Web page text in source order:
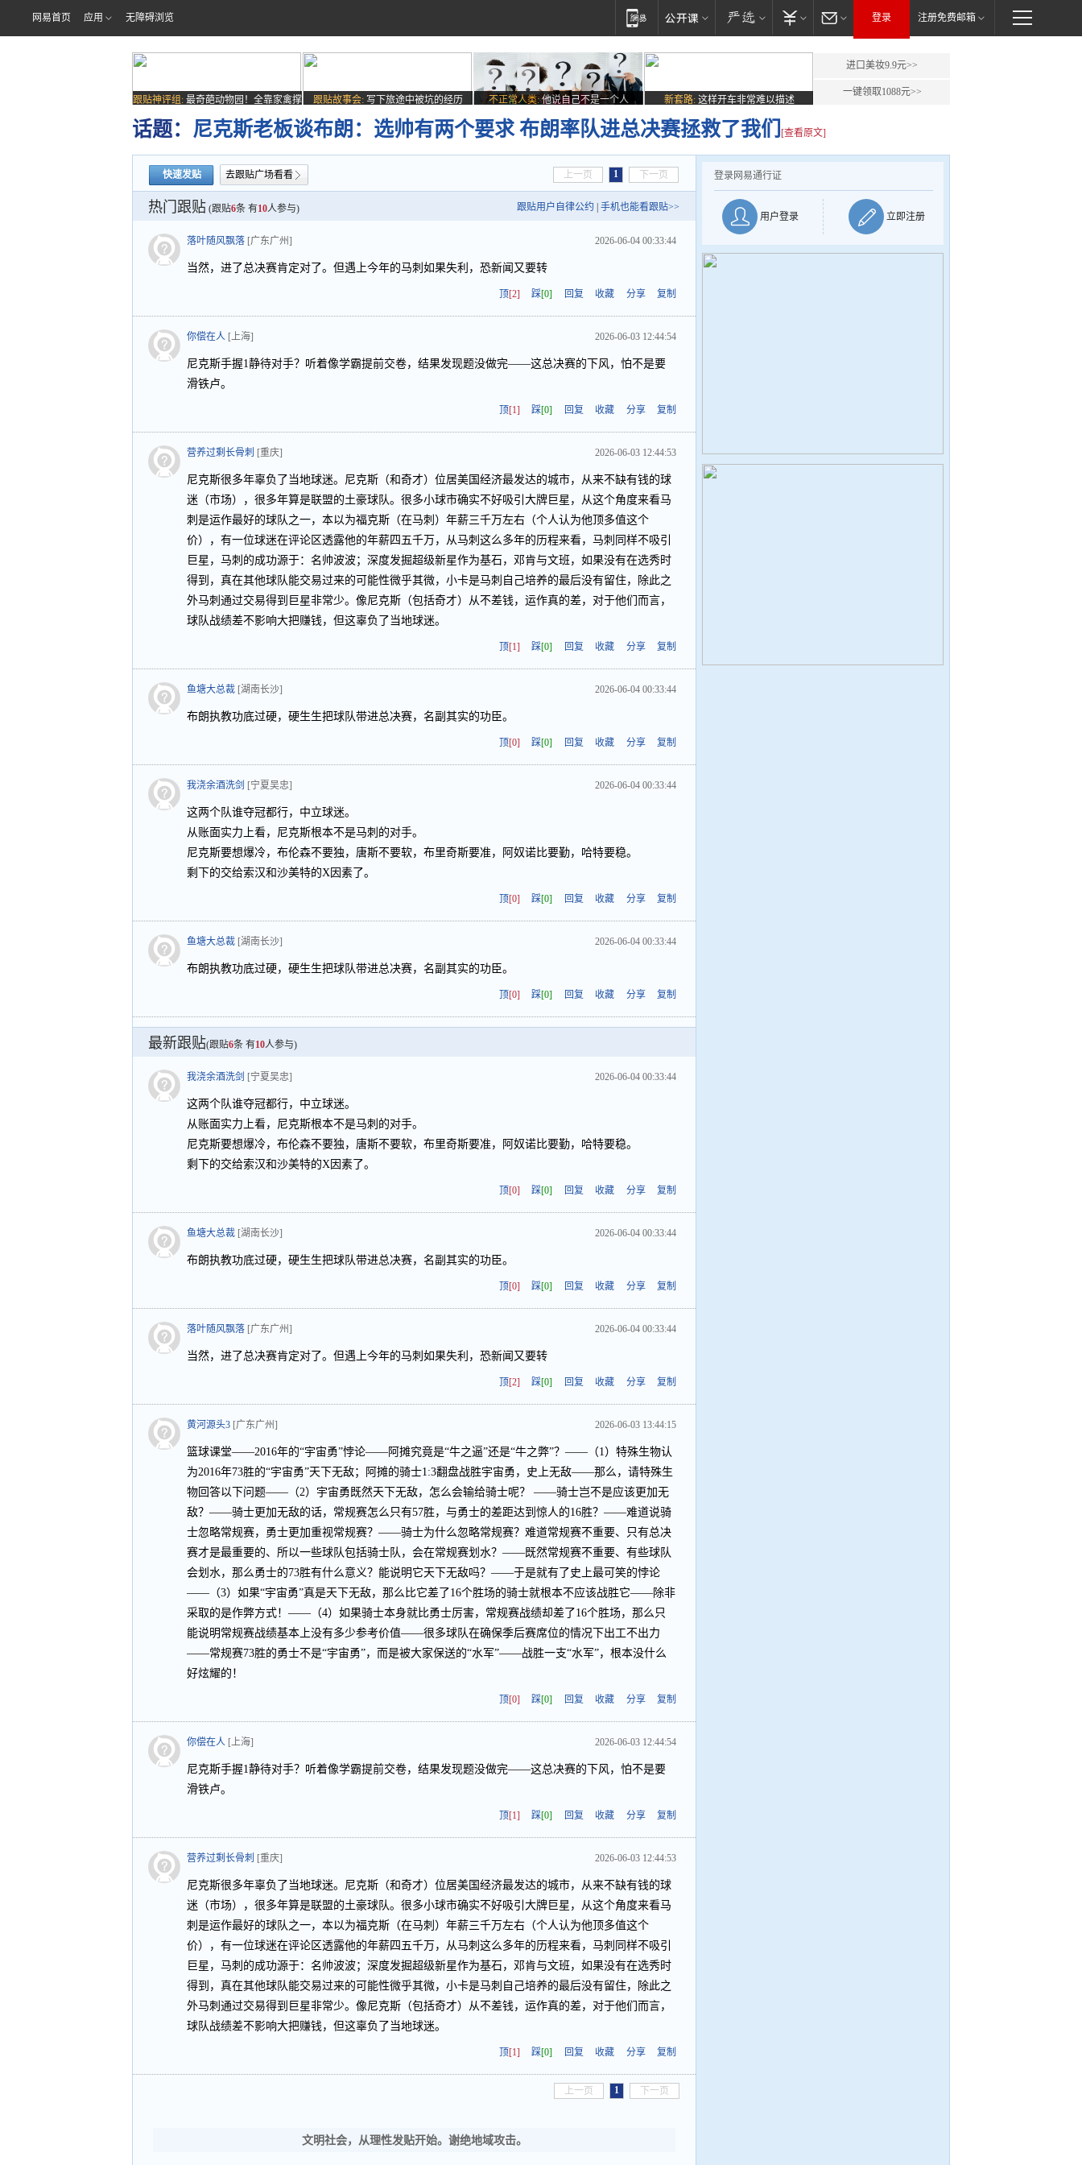
网易首页 应用 无障碍浏览 登录 注册免费邮箱
跟贴神评组: 最奇葩动物园！全靠家禽撑
场子
跟贴故事会: 写下旅途中被坑的经历 不正常人类:他说自己不是一个人 新套路: 这样开车非常难以描述
进口美妆9.9元>>
一键领取1088元>>
话题： 尼克斯老板谈布朗：选帅有两个要求 布朗率队进总决赛拯救了我们 [查看原文]
快速发贴 去跟贴广场看看 上一页 1 下一页
热门跟贴 (跟贴6条 有10人参与) 跟贴用户自律公约 手机也能看跟贴>>
落叶随风飘落 [广东广州] 2026-06-04 00:33:44
当然，进了总决赛肯定对了。但遇上今年的马刺如果失利，恐新闻又要转
顶[2] 踩[0] 回复 收藏 分享 复制
你偿在人 [上海] 2026-06-03 12:44:54
尼克斯手握1静待对手？听着像学霸提前交卷，结果发现题没做完——这总决赛的下风，怕不是要
滑铁卢。
顶[1] 踩[0] 回复 收藏 分享 复制
营养过剩长骨刺 [重庆] 2026-06-03 12:44:53
尼克斯很多年辜负了当地球迷。尼克斯（和奇才）位居美国经济最发达的城市，从来不缺有钱的球
迷（市场），很多年算是联盟的土豪球队。很多小球市确实不好吸引大牌巨星，从这个角度来看马
刺是运作最好的球队之一，本以为福克斯（在马刺）年薪三千万左右（个人认为他顶多值这个
价），有一位球迷在评论区透露他的年薪四五千万，从马刺这么多年的历程来看，马刺同样不吸引
巨星，马刺的成功源于：名帅波波；深度发掘超级新星作为基石，邓肯与文班，如果没有在选秀时
得到，真在其他球队能交易过来的可能性微乎其微，小卡是马刺自己培养的最后没有留住，除此之
外马刺通过交易得到巨星非常少。像尼克斯（包括奇才）从不差钱，运作真的差，对于他们而言，
球队战绩差不影响大把赚钱，但这辜负了当地球迷。
顶[1] 踩[0] 回复 收藏 分享 复制
鱼塘大总裁 [湖南长沙] 2026-06-04 00:33:44
布朗执教功底过硬，硬生生把球队带进总决赛，名副其实的功臣。
顶[0] 踩[0] 回复 收藏 分享 复制
我浇余酒洗剑 [宁夏吴忠] 2026-06-04 00:33:44
这两个队谁夺冠都行，中立球迷。
从账面实力上看，尼克斯根本不是马刺的对手。
尼克斯要想爆冷，布伦森不要独，唐斯不要软，布里奇斯要准，阿奴诺比要勤，哈特要稳。
剩下的交给索汉和沙美特的X因素了。
顶[0] 踩[0] 回复 收藏 分享 复制
鱼塘大总裁 [湖南长沙] 2026-06-04 00:33:44
布朗执教功底过硬，硬生生把球队带进总决赛，名副其实的功臣。
顶[0] 踩[0] 回复 收藏 分享 复制
最新跟贴(跟贴6条 有10人参与)
我浇余酒洗剑 [宁夏吴忠] 2026-06-04 00:33:44
这两个队谁夺冠都行，中立球迷。
从账面实力上看，尼克斯根本不是马刺的对手。
尼克斯要想爆冷，布伦森不要独，唐斯不要软，布里奇斯要准，阿奴诺比要勤，哈特要稳。
剩下的交给索汉和沙美特的X因素了。
顶[0] 踩[0] 回复 收藏 分享 复制
鱼塘大总裁 [湖南长沙] 2026-06-04 00:33:44
布朗执教功底过硬，硬生生把球队带进总决赛，名副其实的功臣。
顶[0] 踩[0] 回复 收藏 分享 复制
落叶随风飘落 [广东广州] 2026-06-04 00:33:44
当然，进了总决赛肯定对了。但遇上今年的马刺如果失利，恐新闻又要转
顶[2] 踩[0] 回复 收藏 分享 复制
黄河源头3 [广东广州] 2026-06-03 13:44:15
篮球课堂——2016年的“宇宙勇”悖论——阿摊究竟是“牛之逼”还是“牛之弊”？——（1）特殊生物认
为2016年73胜的“宇宙勇”天下无敌；阿摊的骑士1:3翻盘战胜宇宙勇，史上无敌——那么，请特殊生
物回答以下问题——（2）宇宙勇既然天下无敌，怎么会输给骑士呢？ ——骑士岂不是应该更加无
敌？——骑士更加无敌的话，常规赛怎么只有57胜，与勇士的差距达到惊人的16胜？——难道说骑
士忽略常规赛，勇士更加重视常规赛？——骑士为什么忽略常规赛？难道常规赛不重要、只有总决
赛才是最重要的、所以一些球队包括骑士队，会在常规赛划水？——既然常规赛不重要、有些球队
会划水，那么勇士的73胜有什么意义？能说明它天下无敌吗？——于是就有了史上最可笑的悖论
——（3）如果“宇宙勇”真是天下无敌，那么比它差了16个胜场的骑士就根本不应该战胜它——除非
采取的是作弊方式！——（4）如果骑士本身就比勇士厉害，常规赛战绩却差了16个胜场，那么只
能说明常规赛战绩基本上没有多少参考价值——很多球队在确保季后赛席位的情况下出工不出力
——常规赛73胜的勇士不是“宇宙勇”，而是被大家保送的“水军”——战胜一支“水军”，根本没什么
好炫耀的！
顶[0] 踩[0] 回复 收藏 分享 复制
你偿在人 [上海] 2026-06-03 12:44:54
尼克斯手握1静待对手？听着像学霸提前交卷，结果发现题没做完——这总决赛的下风，怕不是要
滑铁卢。
顶[1] 踩[0] 回复 收藏 分享 复制
营养过剩长骨刺 [重庆] 2026-06-03 12:44:53
尼克斯很多年辜负了当地球迷。尼克斯（和奇才）位居美国经济最发达的城市，从来不缺有钱的球
迷（市场），很多年算是联盟的土豪球队。很多小球市确实不好吸引大牌巨星，从这个角度来看马
刺是运作最好的球队之一，本以为福克斯（在马刺）年薪三千万左右（个人认为他顶多值这个
价），有一位球迷在评论区透露他的年薪四五千万，从马刺这么多年的历程来看，马刺同样不吸引
巨星，马刺的成功源于：名帅波波；深度发掘超级新星作为基石，邓肯与文班，如果没有在选秀时
得到，真在其他球队能交易过来的可能性微乎其微，小卡是马刺自己培养的最后没有留住，除此之
外马刺通过交易得到巨星非常少。像尼克斯（包括奇才）从不差钱，运作真的差，对于他们而言，
球队战绩差不影响大把赚钱，但这辜负了当地球迷。
顶[1] 踩[0] 回复 收藏 分享 复制
上一页 1 下一页
文明社会，从理性发贴开始。谢绝地域攻击。
登录网易通行证
用户登录 立即注册